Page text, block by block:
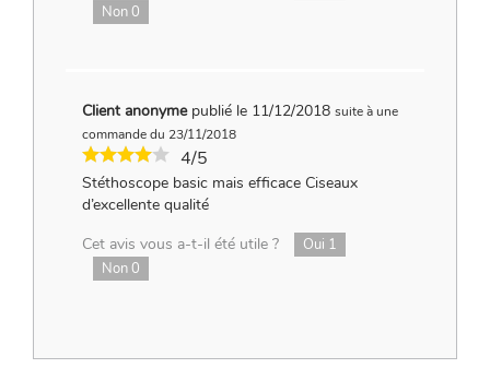
Non0
Client anonyme publié le 11/12/2018 suite à une
commande du 23/11/2018
4/5
Stéthoscope basic mais efficace Ciseaux
d’excellente qualité
Cet avis vous a-t-il été utile ?
Oui 1
Non0